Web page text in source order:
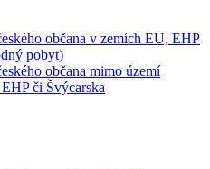
občana v zemích EU, EHP
pobyt)
občana mimo území
či Švýcarska